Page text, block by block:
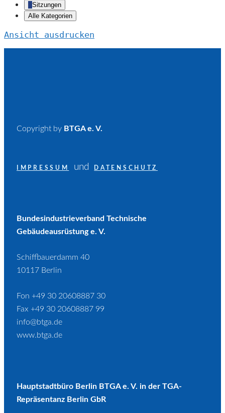
Sitzungen
Alle Kategorien
Ansicht ausdrucken
Copyright by BTGA e. V.
IMPRESSUM und DATENSCHUTZ
Bundesindustrieverband Technische
Gebäudeausrüstung e. V.
Schiffbauerdamm 40
10117 Berlin
Fon +49 30 20608887 30
Fax +49 30 20608887 99
info@btga.de
www.btga.de
Hauptstadtbüro Berlin BTGA e. V. in der TGA-
Repräsentanz Berlin GbR